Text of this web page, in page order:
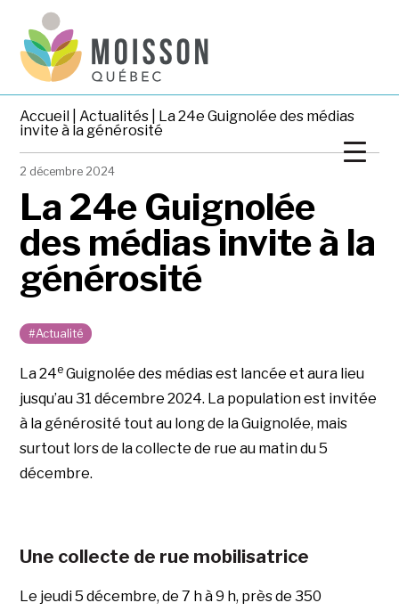
Accueil |Actualités | La 24e Guignolée des médias
invite à la générosité
2 décembre 2024
La 24e Guignolée
des médias invite à la
générosité
#Actualité
La 24e Guignolée des médias est lancée et aura lieu
jusqu’au 31 décembre 2024. La population est invitée
à la générosité tout au long de la Guignolée, mais
surtout lors de la collecte de rue au matin du 5
décembre.
Une collecte de rue mobilisatrice
Le jeudi 5 décembre, de 7 h à 9 h, près de 350